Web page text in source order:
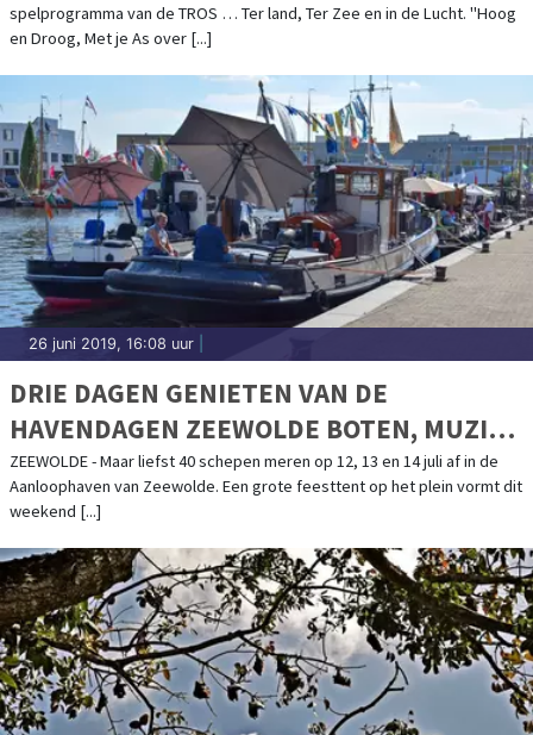
spelprogramma van de TROS … Ter land, Ter Zee en in de Lucht. "Hoog
en Droog, Met je As over [...]
26 juni 2019, 16:08 uur
DRIE DAGEN GENIETEN VAN DE
HAVENDAGEN ZEEWOLDE BOTEN, MUZIEK
EN PLEZIER BELEVEN!
ZEEWOLDE - Maar liefst 40 schepen meren op 12, 13 en 14 juli af in de
Aanloophaven van Zeewolde. Een grote feesttent op het plein vormt dit
weekend [...]